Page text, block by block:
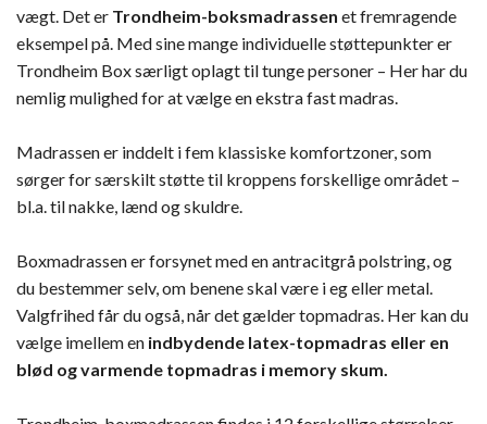
vægt. Det er Trondheim-boksmadrassen et fremragende
eksempel på. Med sine mange individuelle støttepunkter er
Trondheim Box særligt oplagt til tunge personer – Her har du
nemlig mulighed for at vælge en ekstra fast madras.
Madrassen er inddelt i fem klassiske komfortzoner, som
sørger for særskilt støtte til kroppens forskellige området –
bl.a. til nakke, lænd og skuldre.
Boxmadrassen er forsynet med en antracitgrå polstring, og
du bestemmer selv, om benene skal være i eg eller metal.
Valgfrihed får du også, når det gælder topmadras. Her kan du
vælge imellem en indbydende latex-topmadras eller en
blød og varmende topmadras i memory skum.